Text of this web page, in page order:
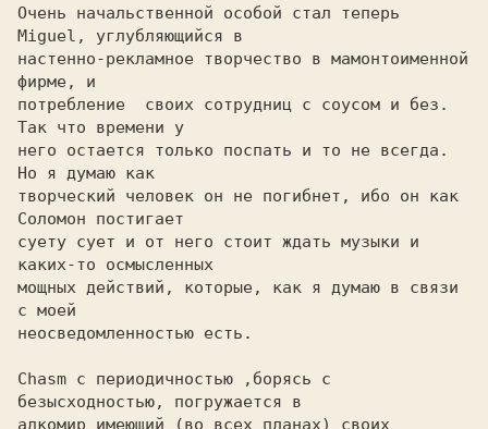
Очень начальственной особой стал теперь
Miguel, углубляющийся в
настенно-рекламное творчество в мамонтоименной
фирме, и
потребление  своих сотрудниц с соусом и без.
Так что времени у
него остается только поспать и то не всегда.
Но я думаю как
творческий человек он не погибнет, ибо он как
Соломон постигает
суету сует и от него стоит ждать музыки и
каких-то осмысленных
мощных действий, которые, как я думаю в связи
с моей
неосведомленностью есть.
Chasm с периодичностью ,борясь с
безысходностью, погружается в
алкомир имеющий (во всех планах) своих